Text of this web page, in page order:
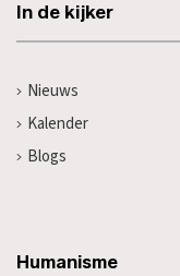
In de kijker
Nieuws
Kalender
Blogs
Humanisme